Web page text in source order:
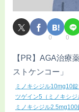
0 0
【PR】AGA治療
ストケンコー」
ミノキシジル10mg10
ツゲイン5（ミノキシジ
ミノキシジル2.5mg100